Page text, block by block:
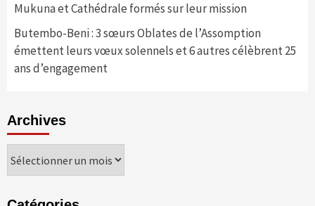
Mukuna et Cathédrale formés sur leur mission
Butembo-Beni : 3 sœurs Oblates de l’Assomption
émettent leurs vœux solennels et 6 autres célèbrent 25
ans d’engagement
Archives
Archives